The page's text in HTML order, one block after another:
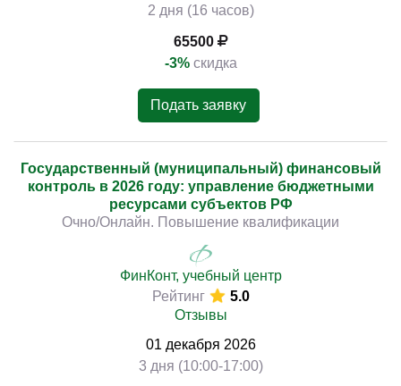
2 дня (16 часов)
65500
-3% скидка
Подать заявку
Государственный (муниципальный) финансовый
контроль в 2026 году: управление бюджетными
ресурсами субъектов РФ
Очно/Онлайн. Повышение квалификации
ФинКонт, учебный центр
Рейтинг
5.0
Отзывы
01 декабря 2026
3 дня (10:00-17:00)